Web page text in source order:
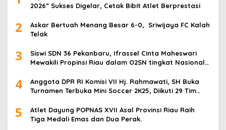
2026” Sukses Digelar, Cetak Bibit Atlet Berprestasi
2
Askar Bertuah Menang Besar 6-0, Sriwijaya FC Kalah
Telak
3
Siswi SDN 36 Pekanbaru, Ifrassel Cinta Maheswari
Mewakili Propinsi Riau dalam O2SN tingkat Nasional
4
Anggota DPR RI Komisi VII Hj. Rahmawati, SH Buka
Turnamen Terbuka Mini Soccer 2K25, Diikuti 29 Tim
5
Atlet Dayung POPNAS XVII Asal Provinsi Riau Raih
Tiga Medali Emas dan Dua Perak.